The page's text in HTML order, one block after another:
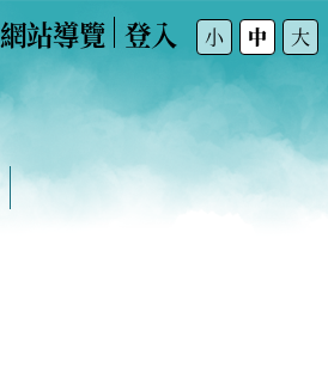
網站導覽 登入 小 中 大